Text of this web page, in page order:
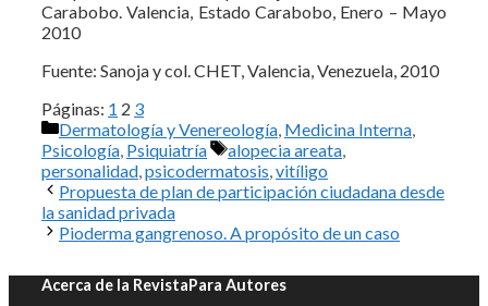
Carabobo. Valencia, Estado Carabobo, Enero – Mayo
2010
Fuente: Sanoja y col. CHET, Valencia, Venezuela, 2010
Páginas: 1 2 3
Categorías
Dermatología y Venereología, Medicina Interna,
Psicología, Psiquiatría Etiquetas
alopecia areata,
personalidad,psicodermatosis,vitíligo
Propuesta de plan de participación ciudadana desde
la sanidad privada
Pioderma gangrenoso. A propósito de un caso
Acerca de la RevistaPara Autores